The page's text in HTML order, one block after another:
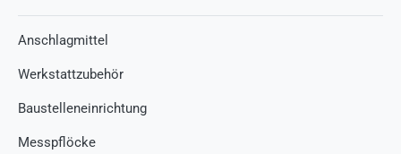
Anschlagmittel
Werkstattzubehör
Baustelleneinrichtung
Messpflöcke